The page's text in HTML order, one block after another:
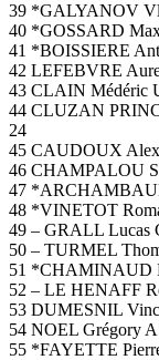
39 *GALYANOV
40 *GOSSARD
41 *BOISSIERE
42 LEFEBVRE
43 CLAIN Médéric
44 CLUZAN
24
45 CAUDOUX
46 CHAMPALOU
47
48 *VINETOT
49 – GRALL Lucas
50 – TURMEL
51 *CHAMINAUD
52 – LE HENAFF
53 DUMESNIL
54 NOEL Grégory
55 *FAYETTE